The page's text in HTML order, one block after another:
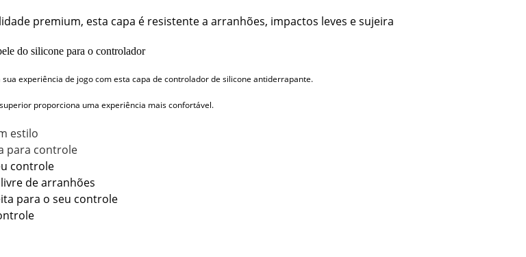
premium, esta capa é resistente a arranhões, impactos leves e sujeira
do silicone para o controlador
experiência de jogo com esta capa de controlador de silicone antiderrapante.
proporciona uma experiência mais confortável.
estilo
para controle
controle
de arranhões
para o seu controle